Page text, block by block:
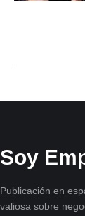
Soy
Publicación en
valiosa sobre